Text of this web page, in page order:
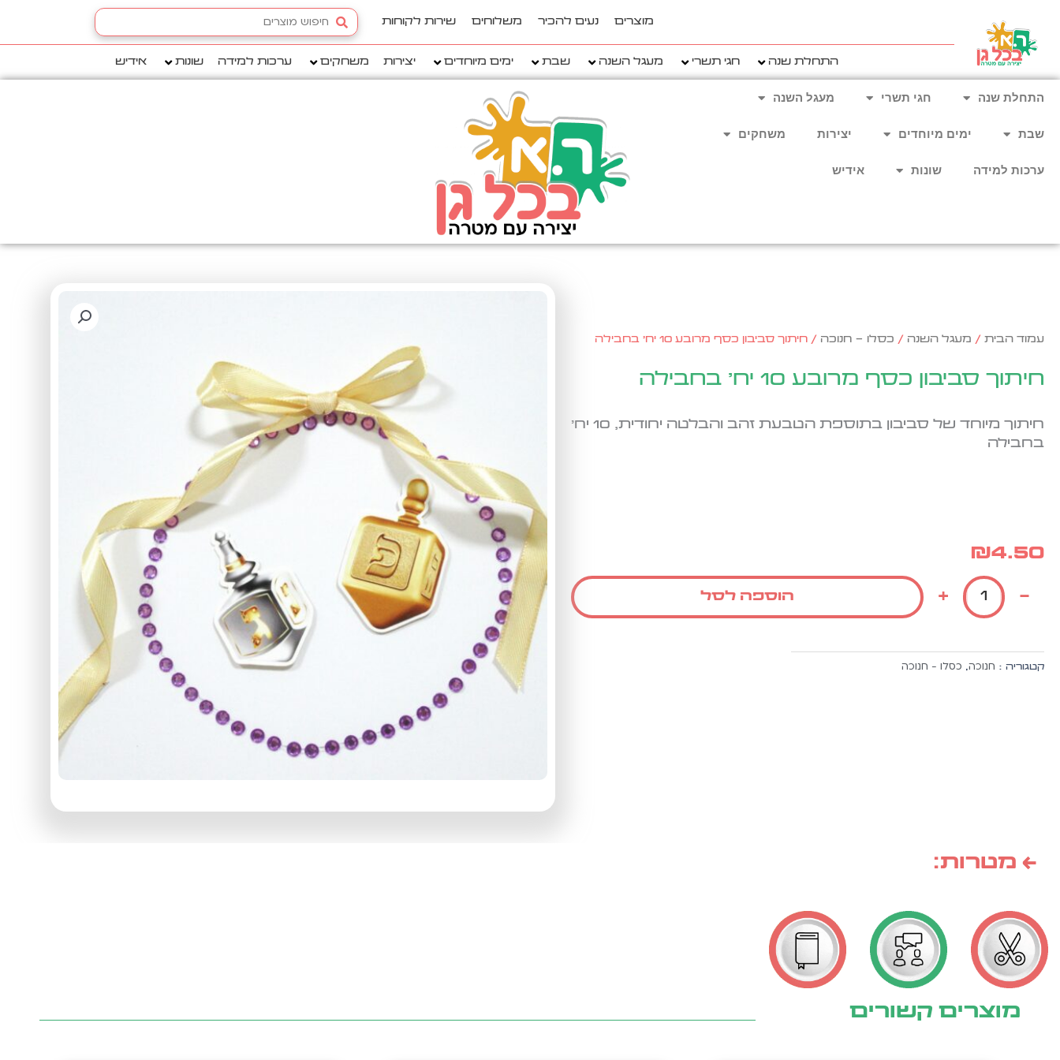
מוצרים נעים להכיר משלוחים שירות לקוחות
Search
...
התחלת שנה חגי תשרי מעגל השנה שבת ימים מיוחדים יצירות משחקים ערכות למידה שונות אידיש
התחלת שנה חגי תשרי מעגל השנה
שבת ימים מיוחדים יצירות משחקים
ערכות למידה שונות אידיש
עמוד הבית / מעגל השנה / כסלו - חנוכה / חיתוך סביבון כסף מרובע 10 יח' בחבילה
חיתוך סביבון כסף מרובע 10 יח' בחבילה
חיתוך מיוחד של סביבון בתוספת הטבעת זהב והבלטה יחודית, 10 יח'
בחבילה
₪4.50
-
כמות
של
חיתוך
+ הוספה לסל
קטגוריה : חנוכה, כסלו - חנוכה
← מטרות:
מוצרים קשורים